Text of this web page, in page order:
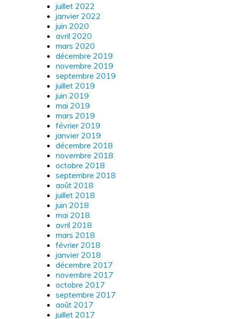
juillet 2022
janvier 2022
juin 2020
avril 2020
mars 2020
décembre 2019
novembre 2019
septembre 2019
juillet 2019
juin 2019
mai 2019
mars 2019
février 2019
janvier 2019
décembre 2018
novembre 2018
octobre 2018
septembre 2018
août 2018
juillet 2018
juin 2018
mai 2018
avril 2018
mars 2018
février 2018
janvier 2018
décembre 2017
novembre 2017
octobre 2017
septembre 2017
août 2017
juillet 2017